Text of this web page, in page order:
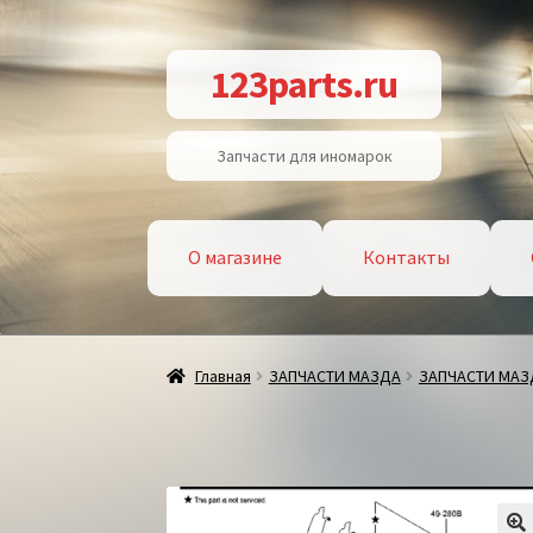
Перейти
к
навигации
Перейти
к
содержимому
123parts.ru
Запчасти для иномарок
О магазине Контакты
Главная ЗАПЧАСТИ МАЗДА ЗАПЧАСТИ